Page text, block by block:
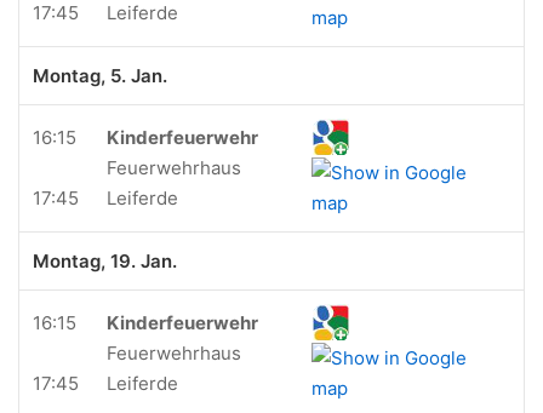
17:45
Leiferde
Montag, 5. Jan.
16:15
17:45
Kinderfeuerwehr
Feuerwehrhaus
Leiferde
Montag, 19. Jan.
16:15
17:45
Kinderfeuerwehr
Feuerwehrhaus
Leiferde